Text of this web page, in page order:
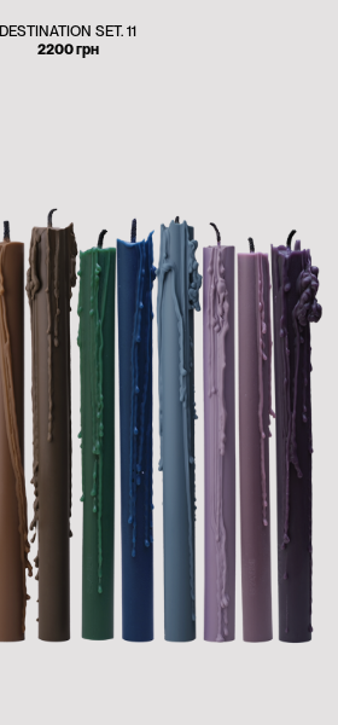
DESTINATION SET. 11
2200грн